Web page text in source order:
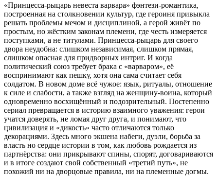
«Принцесса-рыцарь невеста варвара» фэнтези-романтика,
построенная на столкновении культур, где героиня привыкла
решать проблемы мечом и дисциплиной, а герой живёт по
простым, но жёстким законам племени, где честь измеряется
поступками, а не титулами. Принцесса-рыцарь для своего
двора неудобна: слишком независимая, слишком прямая,
слишком опасная для придворных интриг. И когда
политический союз требует брака с «варваром», её
воспринимают как пешку, хотя она сама считает себя
солдатом. В новом доме всё чужое: язык, ритуалы, отношение
к силе и слабости, а также взгляд на женщину-воина, который
одновременно восхищённый и подозрительный. Постепенно
сериал превращается в историю взаимного уважения: герои
учатся доверять, не ломая друг друга, и понимают, что
цивилизация и «дикость» часто отличаются только
декорациями. Здесь много экшена набеги, дуэли, борьба за
власть но сердце истории в том, как любовь рождается из
партнёрства: они прикрывают спины, спорят, договариваются
и в итоге создают свой собственный «третий путь», не
похожий ни на дворцовые правила, ни на племенные догмы.